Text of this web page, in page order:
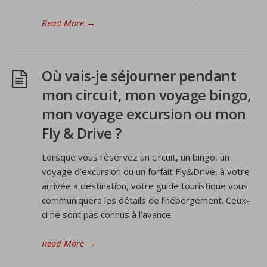
Read More →
Où vais-je séjourner pendant
mon circuit, mon voyage bingo,
mon voyage excursion ou mon
Fly & Drive ?
Lorsque vous réservez un circuit, un bingo, un
voyage d’excursion ou un forfait Fly&Drive, à votre
arrivée à destination, votre guide touristique vous
communiquera les détails de l’hébergement. Ceux-
ci ne sont pas connus à l’avance.
Read More →